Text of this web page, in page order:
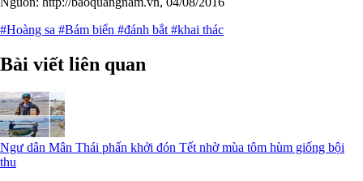
#Hoàng sa #Bám biển #đánh bắt #khai thác
Bài viết liên quan
Ngư dân Mân Thái phấn khởi đón Tết nhờ mùa tôm hùm giống bội
thu